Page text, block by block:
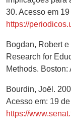
30. Acesso em
https://
Bogdan, Robert
Research for
Methods. Boston:
Bourdin, Joël.
Acesso em: 19
https://